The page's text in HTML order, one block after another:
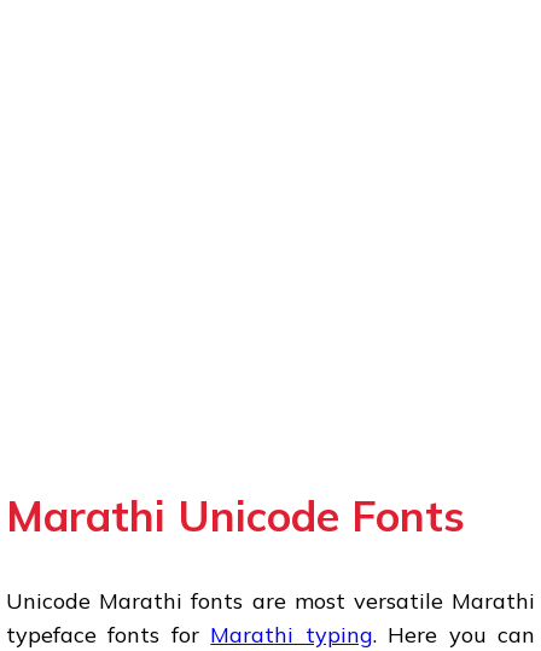
Marathi Unicode Fonts
Unicode Marathi fonts are most versatile Marathi
typeface fonts for Marathi typing. Here you can